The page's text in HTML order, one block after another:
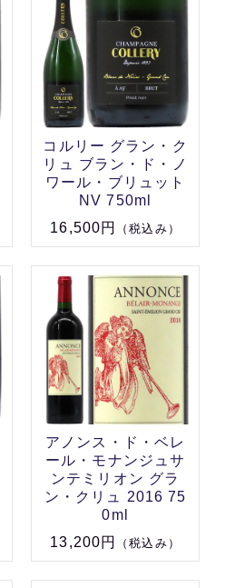
コルリー グラン・ク
リュ ブラン・ド・ノ
ワール・ブリュット
NV 750ml
16,500円
（税込み）
アノンス・ド・ベレ
ール・モナンジュサ
ンテミリオン グラ
ン・クリュ 2016 75
0ml
13,200円
（税込み）